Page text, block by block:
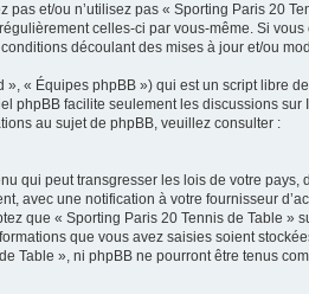
et/ou n’utilisez pas « Sporting Paris 20
celles-ci par vous-même. Si vous
découlant des mises à jour et/ou
« Équipes phpBB ») qui est un script libre
phpBB facilite seulement les discussions sur
au sujet de phpBB, veuillez consulter :
qui peut transgresser les lois de votre pays,
avec une notification à votre fournisseur
que « Sporting Paris 20 Tennis de Table »
que vous avez saisies soient
Table », ni phpBB ne pourront être tenus